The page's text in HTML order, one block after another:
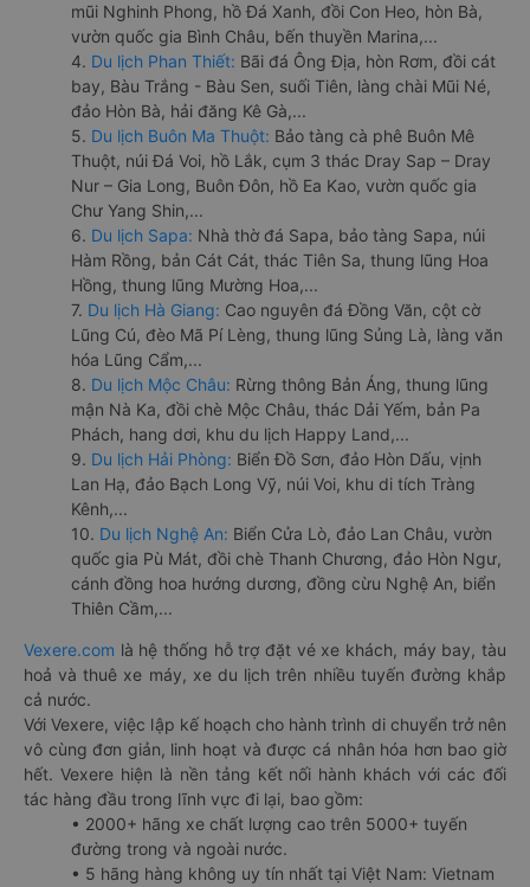
mũi Nghinh Phong, hồ Đá Xanh, đồi Con Heo, hòn Bà,
vườn quốc gia Bình Châu, bến thuyền Marina,...
4. Du lịch Phan Thiết: Bãi đá Ông Địa, hòn Rơm, đồi cát
bay, Bàu Trắng - Bàu Sen, suối Tiên, làng chài Mũi Né,
đảo Hòn Bà, hải đăng Kê Gà,...
5. Du lịch Buôn Ma Thuột: Bảo tàng cà phê Buôn Mê
Thuột, núi Đá Voi, hồ Lắk, cụm 3 thác Dray Sap – Dray
Nur – Gia Long, Buôn Đôn, hồ Ea Kao, vườn quốc gia
Chư Yang Shin,...
6. Du lịch Sapa: Nhà thờ đá Sapa, bảo tàng Sapa, núi
Hàm Rồng, bản Cát Cát, thác Tiên Sa, thung lũng Hoa
Hồng, thung lũng Mường Hoa,...
7. Du lịch Hà Giang: Cao nguyên đá Đồng Văn, cột cờ
Lũng Cú, đèo Mã Pí Lèng, thung lũng Sủng Là, làng văn
hóa Lũng Cẩm,...
8. Du lịch Mộc Châu: Rừng thông Bản Áng, thung lũng
mận Nà Ka, đồi chè Mộc Châu, thác Dải Yếm, bản Pa
Phách, hang dơi, khu du lịch Happy Land,...
9. Du lịch Hải Phòng: Biển Đồ Sơn, đảo Hòn Dấu, vịnh
Lan Hạ, đảo Bạch Long Vỹ, núi Voi, khu di tích Tràng
Kênh,...
10. Du lịch Nghệ An: Biển Cửa Lò, đảo Lan Châu, vườn
quốc gia Pù Mát, đồi chè Thanh Chương, đảo Hòn Ngư,
cánh đồng hoa hướng dương, đồng cừu Nghệ An, biển
Thiên Cầm,...
Vexere.com là hệ thống hỗ trợ đặt vé xe khách, máy bay, tàu
hoả và thuê xe máy, xe du lịch trên nhiều tuyến đường khắp
cả nước.
Với Vexere, việc lập kế hoạch cho hành trình di chuyển trở nên
vô cùng đơn giản, linh hoạt và được cá nhân hóa hơn bao giờ
hết. Vexere hiện là nền tảng kết nối hành khách với các đối
tác hàng đầu trong lĩnh vực đi lại, bao gồm:
• 2000+ hãng xe chất lượng cao trên 5000+ tuyến
đường trong và ngoài nước.
• 5 hãng hàng không uy tín nhất tại Việt Nam: Vietnam